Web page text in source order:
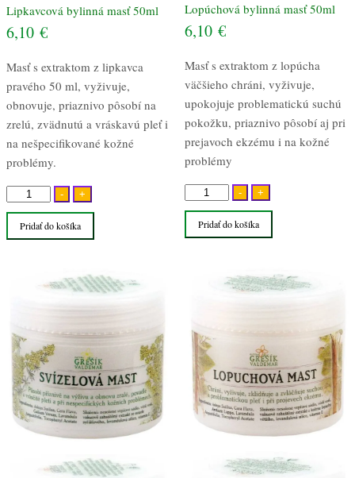
Lipkavcová bylinná masť 50ml
6,10 €
Masť s extraktom z lipkavca
pravého 50 ml, vyživuje,
obnovuje, priaznivo pôsobí na
zrelú, zvädnutú a vráskavú pleť i
na nešpecifikované kožné
problémy.
-
množstvo
Lipkavcová
bylinná
+
Pridať do košíka
Lopúchová bylinná masť 50ml
6,10 €
Masť s extraktom z lopúcha
väčšieho chráni, vyživuje,
upokojuje problematickú suchú
pokožku, priaznivo pôsobí aj pri
prejavoch ekzému i na kožné
problémy
-
množstvo
Lopúchová
bylinná
+
Pridať do košíka